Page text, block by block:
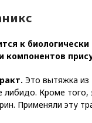
к
компонентов
Это вытяжка из
Кроме того,
Применяли эту